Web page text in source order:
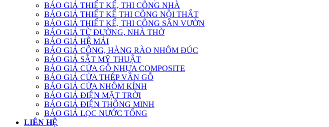
BÁO GIÁ THIẾT KẾ, THI CÔNG NHÀ
BÁO GIÁ THIẾT KẾ THI CÔNG NỘI THẤT
BÁO GIÁ THIẾT KẾ, THI CÔNG SÂN VƯỜN
BÁO GIÁ TỪ ĐƯỜNG, NHÀ THỜ
BÁO GIÁ HỆ MÁI
BÁO GIÁ CỔNG, HÀNG RÀO NHÔM ĐÚC
BÁO GIÁ SẮT MỸ THUẬT
BÁO GIÁ CỬA GỖ NHỰA COMPOSITE
BÁO GIÁ CỬA THÉP VÂN GỖ
BÁO GIÁ CỬA NHÔM KÍNH
BÁO GIÁ ĐIỆN MẶT TRỜI
BÁO GIÁ ĐIỆN THÔNG MINH
BÁO GIÁ LỌC NƯỚC TỔNG
LIÊN HỆ